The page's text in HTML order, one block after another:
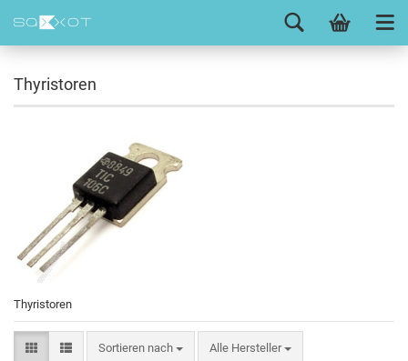
Thyristoren
Thyristoren
Sortieren nach Alle Hersteller